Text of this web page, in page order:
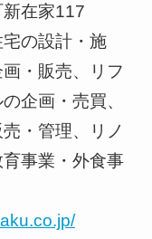
在家117
の設計・施
・販売、リフ
企画・売買、
・管理、リノ
事業・外食事